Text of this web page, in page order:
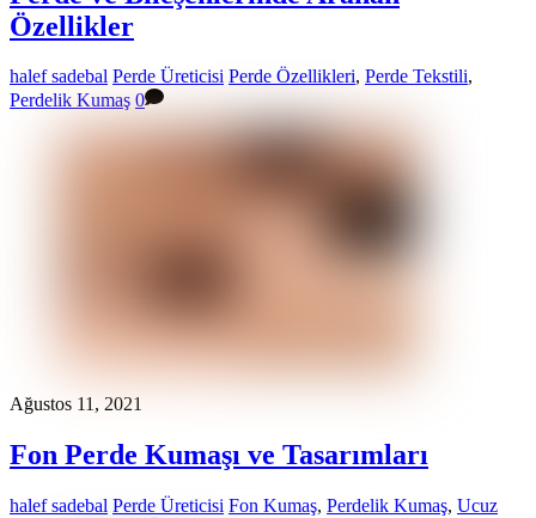
Özellikler
halef sadebal Perde Üreticisi Perde Özellikleri, Perde Tekstili,
Perdelik Kumaş 0
Ağustos 11, 2021
Fon Perde Kumaşı ve Tasarımları
halef sadebal Perde Üreticisi Fon Kumaş, Perdelik Kumaş, Ucuz